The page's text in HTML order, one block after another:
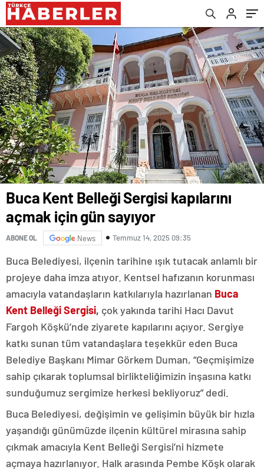
Buca Kent Belleği Sergisi kapılarını
açmak için gün sayıyor
ABONE OL News Temmuz 14, 2025 09:35
Buca Belediyesi, ilçenin tarihine ışık tutacak anlamlı bir
projeye daha imza atıyor. Kentsel hafızanın korunması
amacıyla vatandaşların katkılarıyla hazırlanan Buca
Kent Belleği Sergisi, çok yakında tarihi Hacı Davut
Fargoh Köşkü’nde ziyarete kapılarını açıyor. Sergiye
katkı sunan tüm vatandaşlara teşekkür eden Buca
Belediye Başkanı Mimar Görkem Duman, “Geçmişimize
sahip çıkarak toplumsal birlikteliğimizin inşasına katkı
sunduğumuz sergimize herkesi bekliyoruz” dedi.
Buca Belediyesi, değişimin ve gelişimin büyük bir hızla
yaşandığı günümüzde ilçenin kültürel mirasına sahip
çıkmak amacıyla Kent Belleği Sergisi’ni hizmete
açmaya hazırlanıyor. Halk arasında Pembe Köşk olarak
İzleyicilerle Buluşuyor!